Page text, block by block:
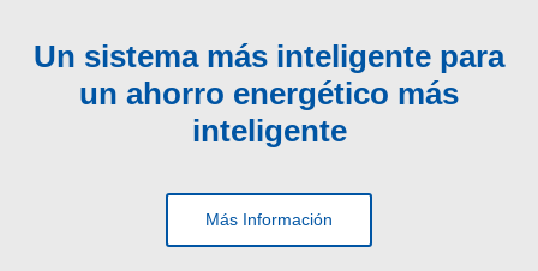
Un sistema más inteligente para
un ahorro energético más
inteligente
Más Información